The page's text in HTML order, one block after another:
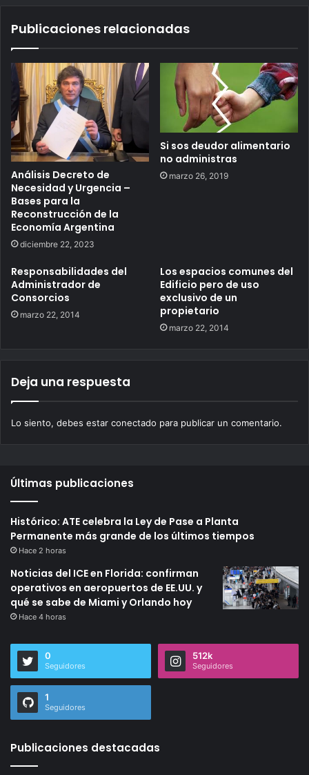
Publicaciones relacionadas
Análisis Decreto de
Necesidad y Urgencia –
Bases para la
Reconstrucción de la
Economía Argentina
diciembre 22, 2023
Si sos deudor alimentario
no administras
marzo 26, 2019
Responsabilidades del
Administrador de
Consorcios
marzo 22, 2014
Los espacios comunes del
Edificio pero de uso
exclusivo de un
propietario
marzo 22, 2014
Deja una respuesta
Lo siento, debes estar conectado para publicar un comentario.
Últimas publicaciones
Histórico: ATE celebra la Ley de Pase a Planta
Permanente más grande de los últimos tiempos
Hace 2 horas
Noticias del ICE en Florida: confirman
operativos en aeropuertos de EE.UU. y
qué se sabe de Miami y Orlando hoy
Hace 4 horas
0
Seguidores
512k
Seguidores
1
Seguidores
Publicaciones destacadas